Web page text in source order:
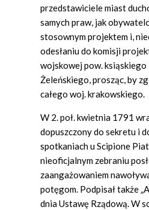
przedstawiciele miast
samych praw, jak
stosownym projektem i,
odesłaniu do komisji
wojskowej pow.
Żeleńskiego, prosząc, by
całego woj. krakowskiego.
W 2. poł. kwietnia 1791
dopuszczony do sekretu i
spotkaniach u Scipione
nieoficjalnym zebraniu
zaangażowaniem
potęgom. Podpisał także
dnia Ustawę Rządową. W